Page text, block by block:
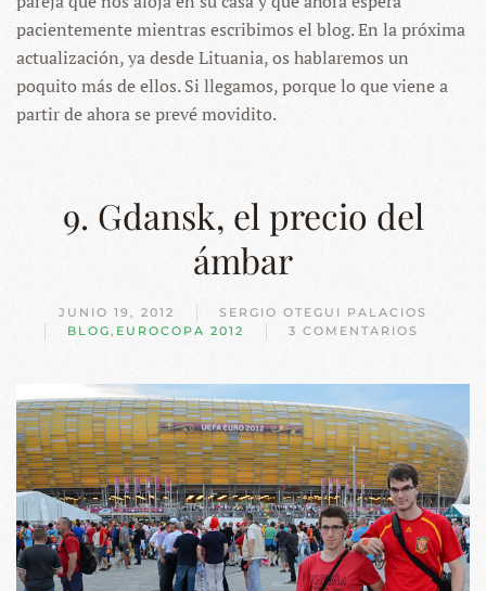
pacientemente mientras escribimos el blog. En la próxima
actualización, ya desde Lituania, os hablaremos un
poquito más de ellos. Si llegamos, porque lo que viene a
partir de ahora se prevé movidito.
9. Gdansk, el precio del
ámbar
JUNIO 19, 2012
SERGIO OTEGUI PALACIOS
BLOG, EUROCOPA 2012 3 COMENTARIOS
EN
PRECIO
DEL
ÁMBAR